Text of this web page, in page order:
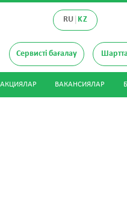
RU KZ
Сервисті бағалау
ВАКАНСИЯЛАР